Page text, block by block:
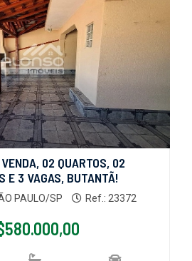
02 QUARTOS, 02
E 3 VAGAS, BUTANTÃ!
PAULO/SP Ref.: 23372